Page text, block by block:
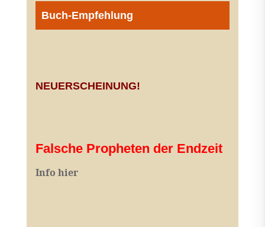
Buch-Empfehlung
NEUERSCHEINUNG!
Falsche Propheten der Endzeit
Info hier